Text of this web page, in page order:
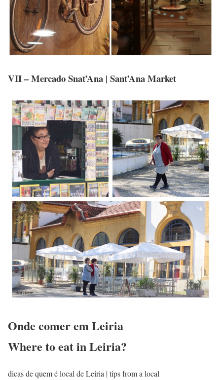
VII – Mercado Snat’Ana | Sant’Ana Market
Onde comer em Leiria
Where to eat in Leiria?
dicas de quem é local de Leiria | tips from a local